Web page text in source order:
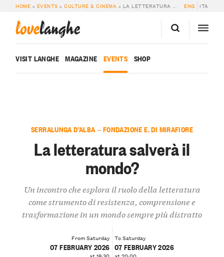
HOME » EVENTS »CULTURE & CINEMA » LA LETTERATURA SALVERÀ IL MONDO? ENG ITA
lovelanghe
VISIT LANGHE MAGAZINE EVENTS SHOP
SERRALUNGA D’ALBA — FONDAZIONE E. DI MIRAFIORE
La letteratura salverà il
mondo?
Un incontro che esplora il ruolo della letteratura
come strumento di resistenza, comprensione e
trasformazione in un mondo sempre più distratto
From Saturday
07 FEBRUARY 2026
To Saturday
07 FEBRUARY 2026